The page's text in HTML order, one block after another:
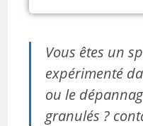
Vous êtes un
expérimenté
ou le
granulés ?